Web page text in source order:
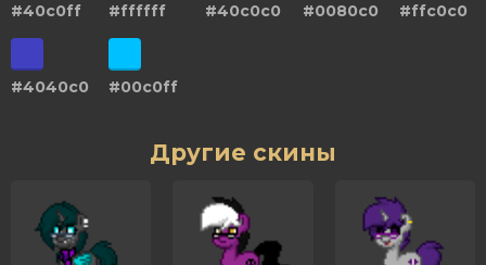
#40c0ff #ffffff #40c0c0 #0080c0 #ffc0c0
#4040c0 #00c0ff
Другие скины